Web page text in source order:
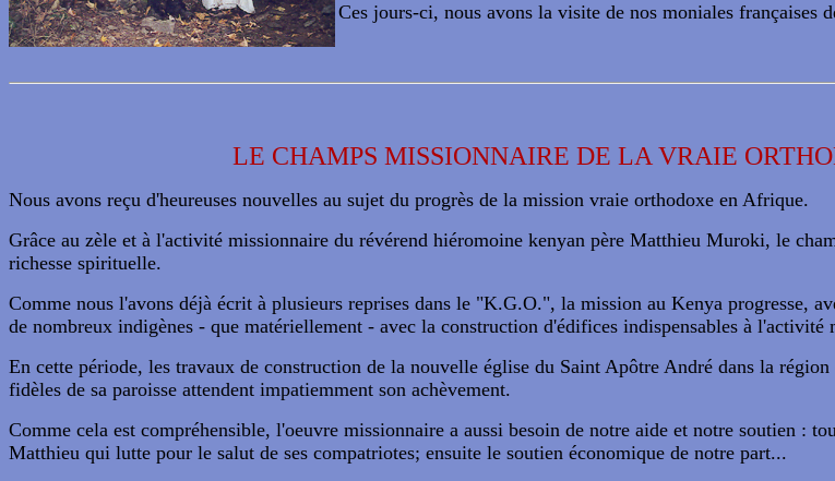
Ces jours-ci, nous avons la visite de nos moniales françaises
LE CHAMPS MISSIONNAIRE DE LA VRAIE
Nous avons reçu d'heureuses nouvelles au sujet du progrès de la mission vraie orthodoxe en Afrique.
Grâce au zèle et à l'activité missionnaire du révérend hiéromoine kenyan père Matthieu Muroki, le
richesse spirituelle.
Comme nous l'avons déjà écrit à plusieurs reprises dans le "K.G.O.", la mission au Kenya progresse,
de nombreux indigènes - que matériellement - avec la construction d'édifices indispensables à
En cette période, les travaux de construction de la nouvelle église du Saint Apôtre André dans la
fidèles de sa paroisse attendent impatiemment son achèvement.
Comme cela est compréhensible, l'oeuvre missionnaire a aussi besoin de notre aide et notre soutien :
Matthieu qui lutte pour le salut de ses compatriotes; ensuite le soutien économique de notre part...